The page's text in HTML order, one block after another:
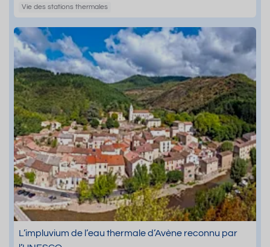
Vie des stations thermales
L’impluvium de l’eau thermale d’Avène reconnu par